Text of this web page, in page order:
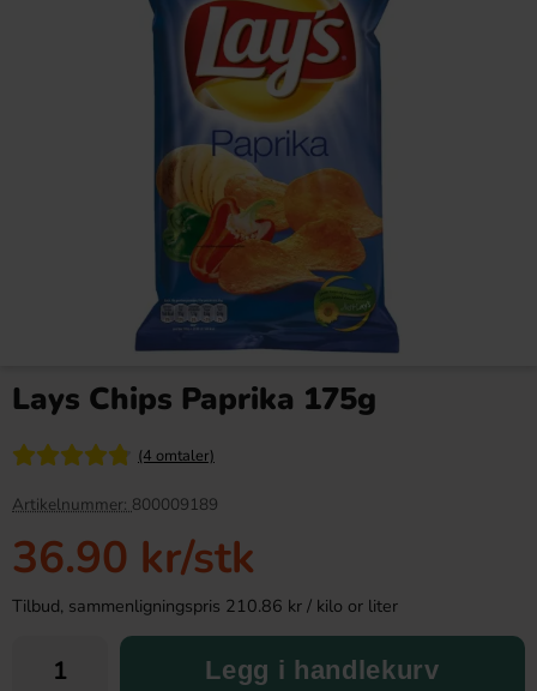
38.90 kr 21.90 kr
Lays Chips Paprika 175g
(4 omtaler)
Artikelnummer: 800009189
36.90 kr/stk
Tilbud, sammenligningspris 210.86 kr / kilo or liter
Legg i handlekurv